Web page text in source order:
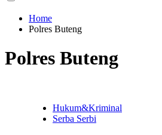
Home
Polres Buteng
Polres Buteng
Hukum&Kriminal
Serba Serbi